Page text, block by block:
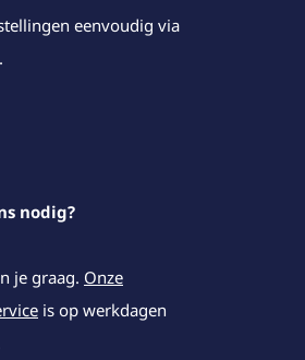
eenvoudig via
.
nodig?
je graag. Onze
is op werkdagen